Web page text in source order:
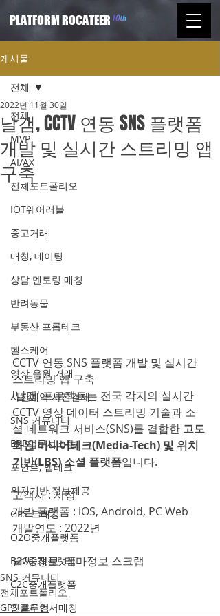
PLATFORM ROCATEER
게시물
전체
MVP
AI/AX
전체포트폴리오
IOT웨어러블
중고거래
매칭, 데이팅
상담 멘토링 매칭
반려동물
부동산 프롭테크
헬스케어
영상 음원 거래
사전예약 사전결제
SNS 커뮤니티
ERP업무시스템
포인트, 앱테크
위치기반 정보제공
GPS 트래킹
O2O중개플랫폼
B2C중개플랫폼
C2C중개플랫폼
인플루언서매칭
전체
날갬, CCTV 연동 SNS 플랫폼
개발 및 실시간 스트리밍 앱
구축
2022년 11월 30일
CCTV 연동 SNS 플랫폼 개발 및 실시간
스트리밍 앱 구축
'날갬' 프로젝트는 전국 각지의 실시간
CCTV 영상 데이터 스트리밍 기술과 소
셜 네트워크 서비스(SNS)를 결합한 고도
화된 미디어테크(Media-Tech) 및 위치
기반(LBS) 소셜 플랫폼입니다.
고객사 : 시정
개발 플랫폼 : iOS, Android, PC Web
개발연도 : 2022년
날씨 정보, 테마정보 스크랩
SNS 커뮤니티
전체포트폴리오
GPS 트래킹